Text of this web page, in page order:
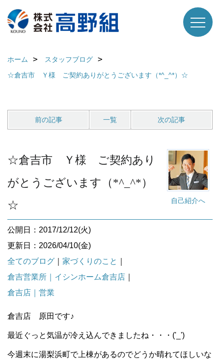
ホーム
スタッフブログ
☆倉吉市 Ｙ様 ご契約ありがとうございます（*^_^*）☆
前の記事 一覧 次の記事
自己紹介へ
☆倉吉市 Ｙ様 ご契約あり
がとうございます（*^_^*）
☆
公開日：2017/12/12(火)
更新日：2026/04/10(金)
全てのブログ
家づくりのこと
倉吉営業所｜イシンホーム倉吉店
倉吉店｜営業
倉吉店 原田です♪
最近ぐっと気温が冷え込んできましたね・・・('_')
今週末に湯梨浜町で上棟があるのでどうか晴れてほしいな